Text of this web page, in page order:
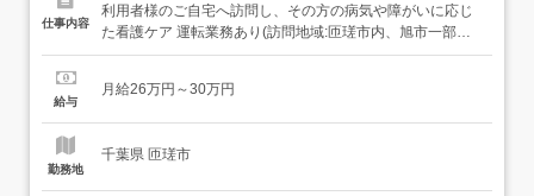
仕事内容
利用者様のご自宅へ訪問し、その方の病気や障がいに応じ
た看護ケア 運転業務あり(訪問地域:匝瑳市内、旭市一部、
多古町一部、横芝光町、山武市一部) オンコール対応あり
務 【経験・資格】実務経験 訪問看護/電子カルテ 【給与】
給与
月給26万円～30万円
勤務地
千葉県 匝瑳市